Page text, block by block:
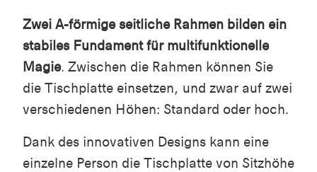
Zwei A-förmige seitliche Rahmen bilden ein
stabiles Fundament für multifunktionelle
Magie. Zwischen die Rahmen können Sie
die Tischplatte einsetzen, und zwar auf zwei
verschiedenen Höhen: Standard oder hoch.
Dank des innovativen Designs kann eine
einzelne Person die Tischplatte von Sitzhöhe